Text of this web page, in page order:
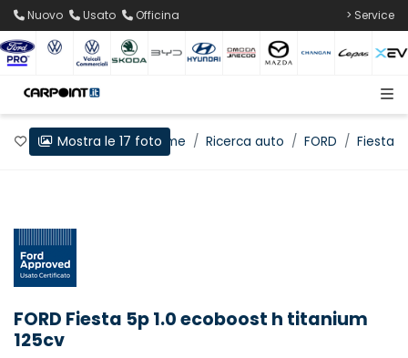
Nuovo Usato Officina > Service
Preferiti Home Ricerca auto FORD Fiesta
Mostra le 17 foto
FORD Fiesta 5p 1.0 ecoboost h titanium
125cv